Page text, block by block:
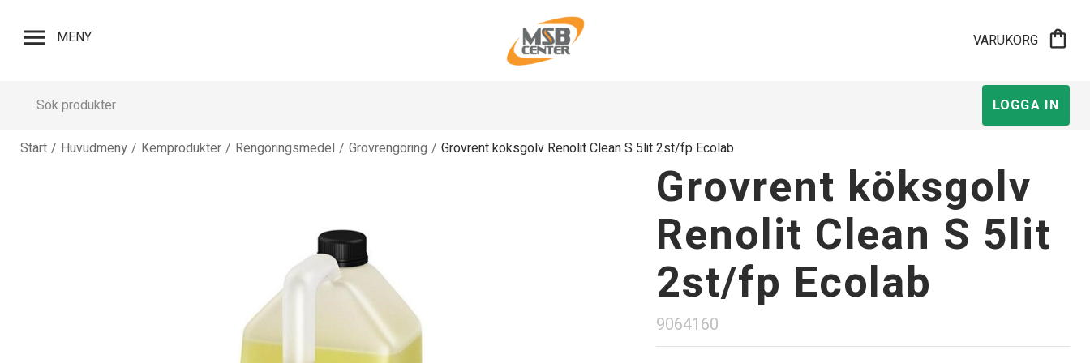
menu MENY VARUKORG shopping_bag
LOGGA IN
Start / Huvudmeny / Kemprodukter / Rengöringsmedel / Grovrengöring / Grovrent köksgolv Renolit Clean S 5lit 2st/fp Ecolab
Grovrent köksgolv
Renolit Clean S 5lit
2st/fp Ecolab
9064160